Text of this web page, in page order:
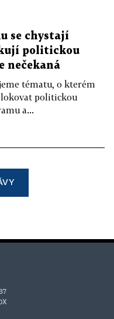
se chystají
politickou
nečekaná
tématu, o kterém
politickou
a...